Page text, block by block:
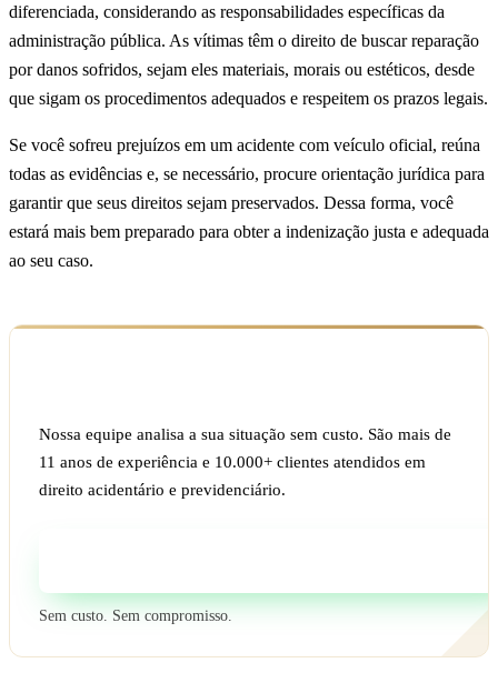
diferenciada, considerando as responsabilidades específicas da
administração pública. As vítimas têm o direito de buscar reparação
por danos sofridos, sejam eles materiais, morais ou estéticos, desde
que sigam os procedimentos adequados e respeitem os prazos legais.
Se você sofreu prejuízos em um acidente com veículo oficial, reúna
todas as evidências e, se necessário, procure orientação jurídica para
garantir que seus direitos sejam preservados. Dessa forma, você
estará mais bem preparado para obter a indenização justa e adequada
ao seu caso.
Nossa equipe analisa a sua situação sem custo. São mais de
11 anos de experiência e 10.000+ clientes atendidos em
direito acidentário e previdenciário.
Sem custo. Sem compromisso.